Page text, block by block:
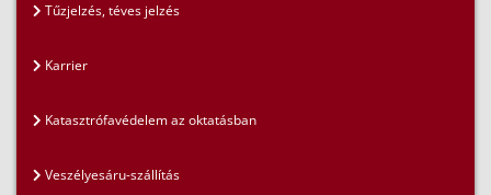
Tűzjelzés, téves jelzés
Karrier
Katasztrófavédelem az oktatásban
Veszélyesáru-szállítás